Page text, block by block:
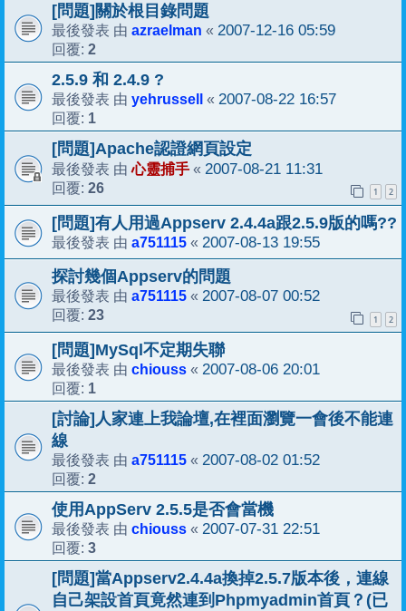
[問題]關於根目錄問題
最後發表 由 azraelman « 2007-12-16 05:59
回覆: 2
2.5.9 和 2.4.9 ?
最後發表 由 yehrussell « 2007-08-22 16:57
回覆: 1
[問題]Apache認證網頁設定
最後發表 由心靈捕手 « 2007-08-21 11:31
回覆: 26 1 2
[問題]有人用過Appserv 2.4.4a跟2.5.9版的嗎??
最後發表 由 a751115 « 2007-08-13 19:55
探討幾個Appserv的問題
最後發表 由 a751115 « 2007-08-07 00:52
回覆: 23 1 2
[問題]MySql不定期失聯
最後發表 由 chiouss « 2007-08-06 20:01
回覆: 1
[討論]人家連上我論壇,在裡面瀏覽一會後不能連
線
最後發表 由 a751115 « 2007-08-02 01:52
回覆: 2
使用AppServ 2.5.5是否會當機
最後發表 由 chiouss « 2007-07-31 22:51
回覆: 3
[問題]當Appserv2.4.4a換掉2.5.7版本後，連線
自己架設首頁竟然連到Phpmyadmin首頁？(已